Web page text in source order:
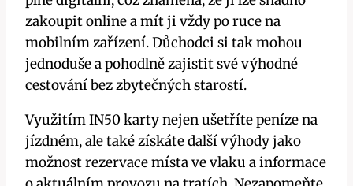
zakoupit online a mít ji vždy po ruce na
mobilním zařízení. Důchodci si tak mohou
jednoduše a pohodlně zajistit své výhodné
cestování bez zbytečných starostí.
Využitím IN50 karty nejen ušetříte peníze na
jízdném, ale také získáte další výhody jako
možnost rezervace místa ve vlaku a informace